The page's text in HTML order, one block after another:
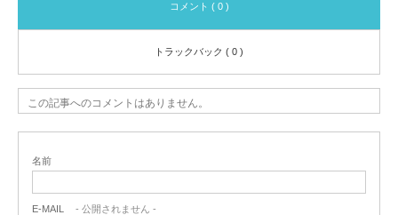
コメント ( 0 )
トラックバック ( 0 )
この記事へのコメントはありません。
名前
E-MAIL - 公開されません -